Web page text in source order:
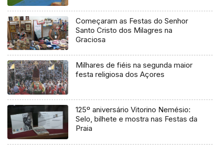
Começaram as Festas do Senhor
Santo Cristo dos Milagres na
Graciosa
Milhares de fiéis na segunda maior
festa religiosa dos Açores
125º aniversário Vitorino Nemésio:
Selo, bilhete e mostra nas Festas da
Praia